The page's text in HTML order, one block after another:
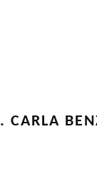
CARLA